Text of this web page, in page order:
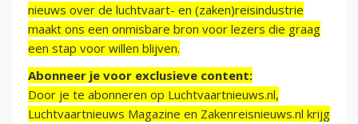
nieuws over de luchtvaart- en (zaken)reisindustrie
maakt ons een onmisbare bron voor lezers die graag
een stap voor willen blijven.
Abonneer je voor exclusieve content:
Door je te abonneren op Luchtvaartnieuws.nl,
Luchtvaartnieuws Magazine en Zakenreisnieuws.nl krijg